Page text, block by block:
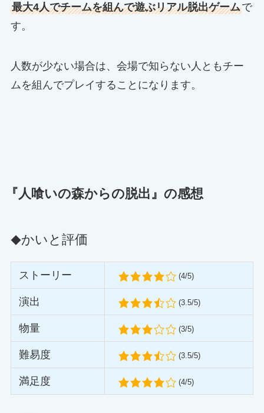
最大4人でチームを組んで遊ぶリアル脱出ゲームで
す。
人数が少ない場合は、会場で知らない人ともチー
ムを組んでプレイすることになります。
『人喰いの森からの脱出』の感想
◆かいと評価
ストーリー (4/5)
演出 (3.5/5)
物量 (3/5)
難易度 (3.5/5)
満足度 (4/5)